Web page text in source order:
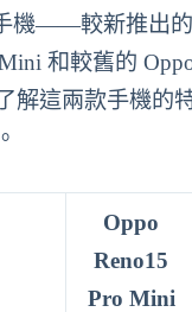
機——較新推出
和較舊的
解這兩款手機的
Oppo
Reno15
Pro Mini